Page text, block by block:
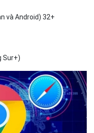
và Android) 32+
Sur+)